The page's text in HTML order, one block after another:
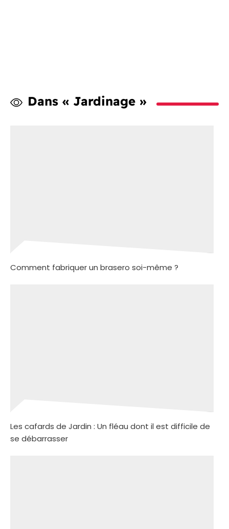
Dans « Jardinage »
Comment fabriquer un brasero soi-même ?
Les cafards de Jardin : Un fléau dont il est difficile de
se débarrasser